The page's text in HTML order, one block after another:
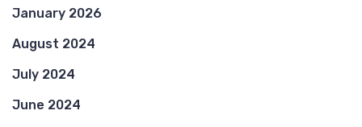
January 2026
August 2024
July 2024
June 2024